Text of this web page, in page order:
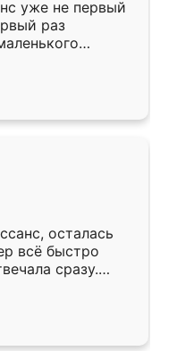
уже не первый
раз
,во второй раз
очень
быстрая,
разнообразный.
потребуется из
здесь.
осталась
всё быстро
сразу.
подошёл к
Собрали
даже